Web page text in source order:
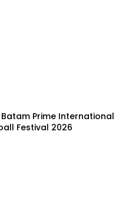
Prime International
Festival 2026